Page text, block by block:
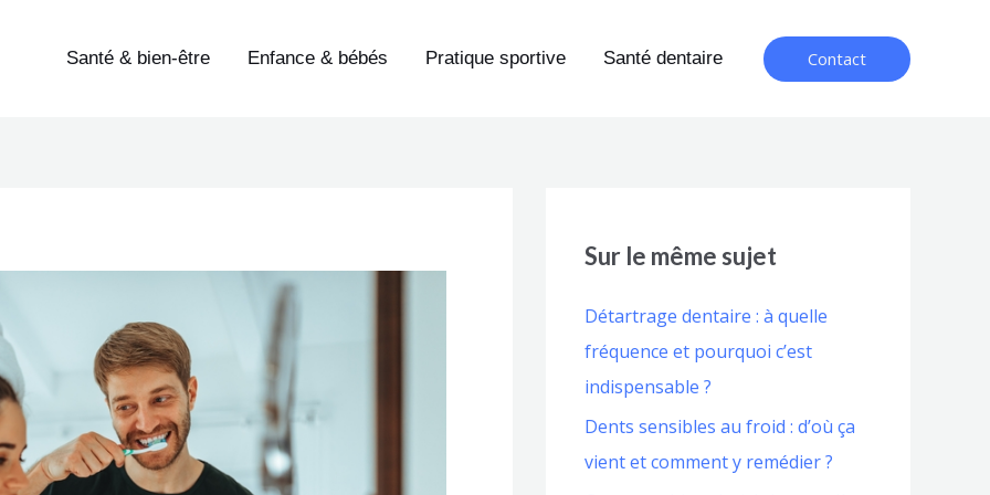
Santé & bien-être Enfance & bébés Pratique sportive Santé dentaire Contact
Sur le même sujet
Détartrage dentaire : à quelle
fréquence et pourquoi c’est
indispensable ?
Dents sensibles au froid : d’où ça
vient et comment y remédier ?